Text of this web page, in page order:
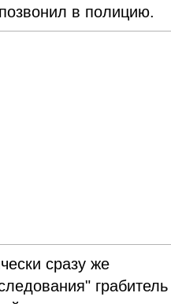
в полицию.
сразу же
грабитель